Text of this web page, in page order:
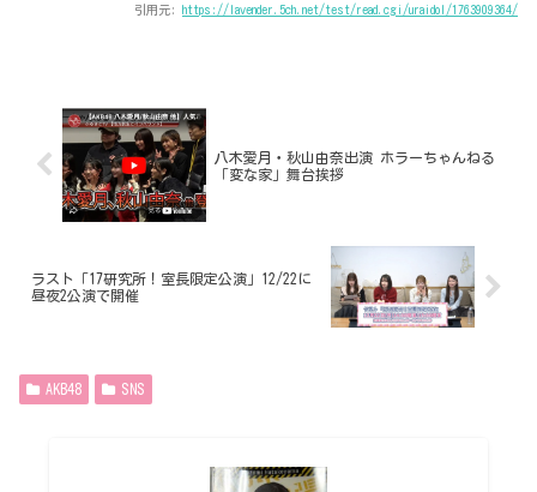
引用元: https://lavender.5ch.net/test/read.cgi/uraidol/1763909364/
八木愛月・秋山由奈出演 ホラーちゃんねる
「変な家」舞台挨拶
ラスト「17研究所！室長限定公演」12/22に
昼夜2公演で開催
AKB48 SNS